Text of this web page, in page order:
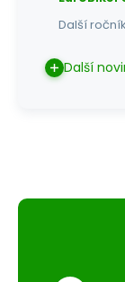
Další
Další